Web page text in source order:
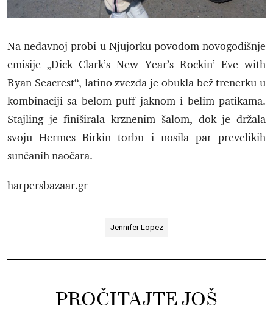
Na nedavnoj probi u Njujorku povodom novogodišnje
emisije „Dick Clark’s New Year’s Rockin’ Eve with
Ryan Seacrest“, latino zvezda je obukla bež trenerku u
kombinaciji sa belom puff jaknom i belim patikama.
Stajling je finiširala krznenim šalom, dok je držala
svoju Hermes Birkin torbu i nosila par prevelikih
sunčanih naočara.
harpersbazaar.gr
Jennifer Lopez
PROČITAJTE JOŠ